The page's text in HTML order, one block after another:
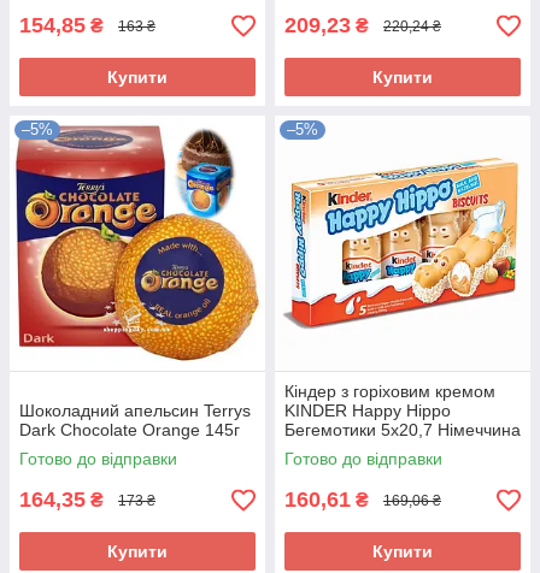
154,85 ₴ 163 ₴
Купити
209,23 ₴ 220,24 ₴
Купити
–5%
Шоколадний апельсин Terrys
Dark Chocolate Orange 145г
Готово до відправки
164,35 ₴ 173 ₴
Купити
–5%
Кіндер з горіховим кремом
KINDER Happy Hippo
Бегемотики 5х20,7 Німеччина
Готово до відправки
160,61 ₴ 169,06 ₴
Купити